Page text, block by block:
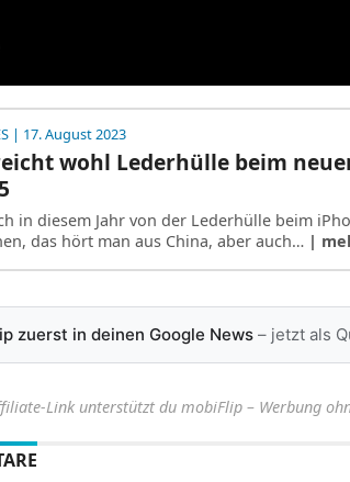
| 17. August 2023
wohl Lederhülle beim
in diesem Jahr von der Lederhülle beim
das hört man aus China, aber auch… |
zuerst in deinen Google News– jetzt als
Link unterstützt du mobiFlip – Werbung